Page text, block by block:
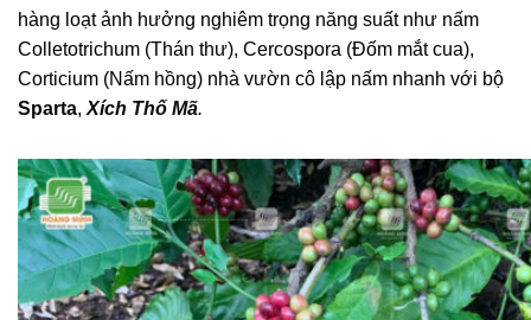
hàng loạt ảnh hưởng nghiêm trọng năng suất như nấm
Colletotrichum (Thán thư), Cercospora (Đốm mắt cua),
Corticium (Nấm hồng) nhà vườn cô lập nấm nhanh với bộ
Sparta, Xích Thố Mã.